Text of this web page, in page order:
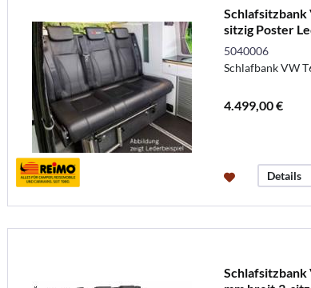
Schlafsitzbank
sitzig Poster
5040006
Schlafbank VW
4.499,00 €
Details
Schlafsitzbank